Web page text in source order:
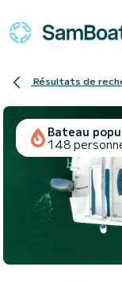
Résultats de
Bateau
148